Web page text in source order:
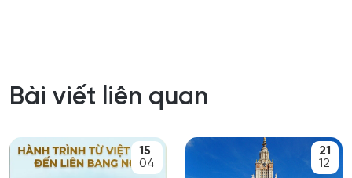
Bài viết liên quan
15
04
21
12